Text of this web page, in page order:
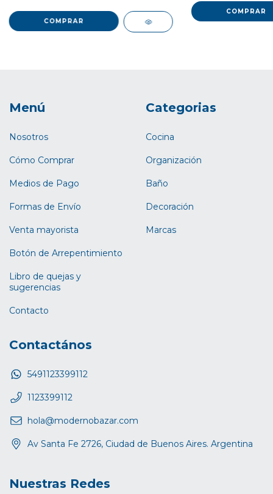
Menú
Nosotros
Cómo Comprar
Medios de Pago
Formas de Envío
Venta mayorista
Botón de Arrepentimiento
Libro de quejas y
sugerencias
Contacto
Categorias
Cocina
Organización
Baño
Decoración
Marcas
Contactános
5491123399112
1123399112
hola@modernobazar.com
Av Santa Fe 2726, Ciudad de Buenos Aires. Argentina
Nuestras Redes